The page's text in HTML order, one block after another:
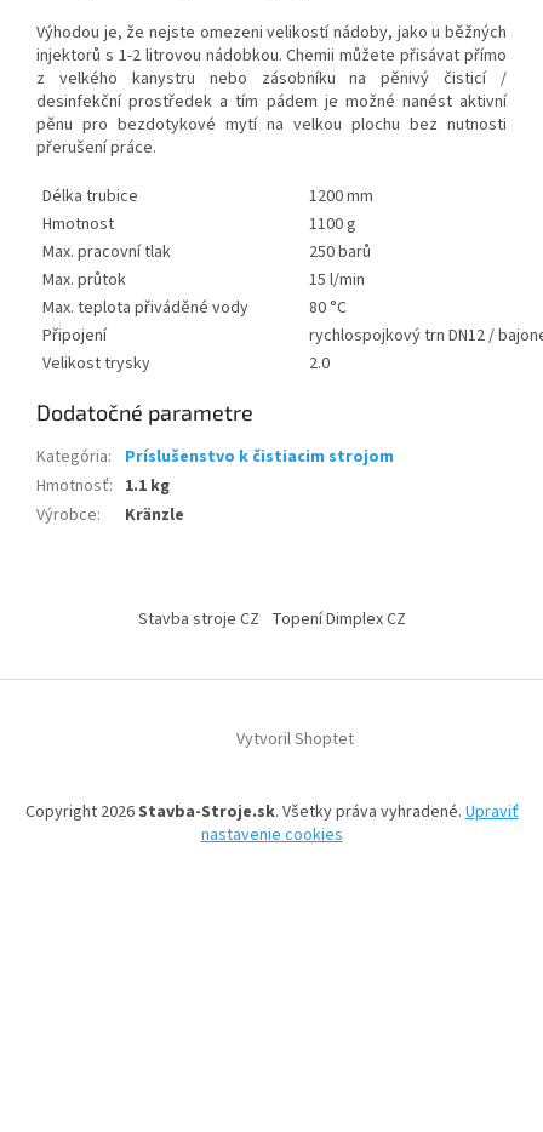
Výhodou je, že nejste omezeni velikostí nádoby, jako u běžných
injektorů s 1-2 litrovou nádobkou. Chemii můžete přisávat přímo
z velkého kanystru nebo zásobníku na pěnivý čisticí /
desinfekční prostředek a tím pádem je možné nanést aktivní
pěnu pro bezdotykové mytí na velkou plochu bez nutnosti
přerušení práce.
Délka trubice
1200 mm
Hmotnost
1100 g
Max. pracovní tlak
250 barů
Max. průtok
15 l/min
Max. teplota přiváděné vody
80 °C
Připojení
rychlospojkový trn DN12 /
Velikost trysky
2.0
Dodatočné parametre
Kategória:
Príslušenstvo k čistiacim strojom
Hmotnosť: 1.1 kg
Výrobce: Kränzle
Stavba stroje CZ Topení Dimplex CZ
Vytvoril Shoptet
Copyright 2026Stavba-Stroje.sk. Všetky práva vyhradené. Upraviť
nastavenie cookies